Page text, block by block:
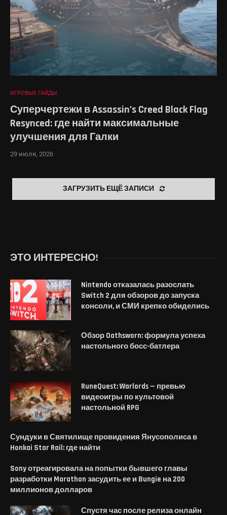
ИГРОВЫЕ ГАЙДЫ
Суперчертежи в Assassin’s Creed Black Flag
Resynced: где найти максимальные
улучшения для Галки
29 июля, 2026
ЗАГРУЗИТЬ ЕЩЁ ЗАПИСИ
ЭТО ИНТЕРЕСНО!
Nintendo отказалась разослать
Switch 2 для обзоров до запуска
консоли, и СМИ крепко обиделись
Обзор Oathsworn: формула успеха
настольного босс-батлера
RuneQuest: Warlords — превью
видеоигры по культовой
настольной RPG
Сундуки в Святилище провидения Янусополиса в
Honkai Star Rail: где найти
Sony отреагировала на попытки бывшего главы
разработки Marathon засудить ее и Bungie на 200
миллионов долларов
Спустя час после релиза онлайн